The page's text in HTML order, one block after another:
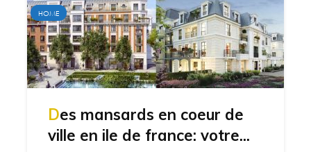
HOME
Des mansards en coeur de
ville en ile de france: votre...